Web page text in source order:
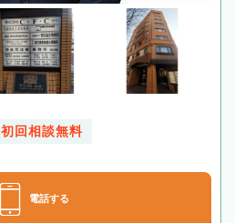
初回相談無料
電話する